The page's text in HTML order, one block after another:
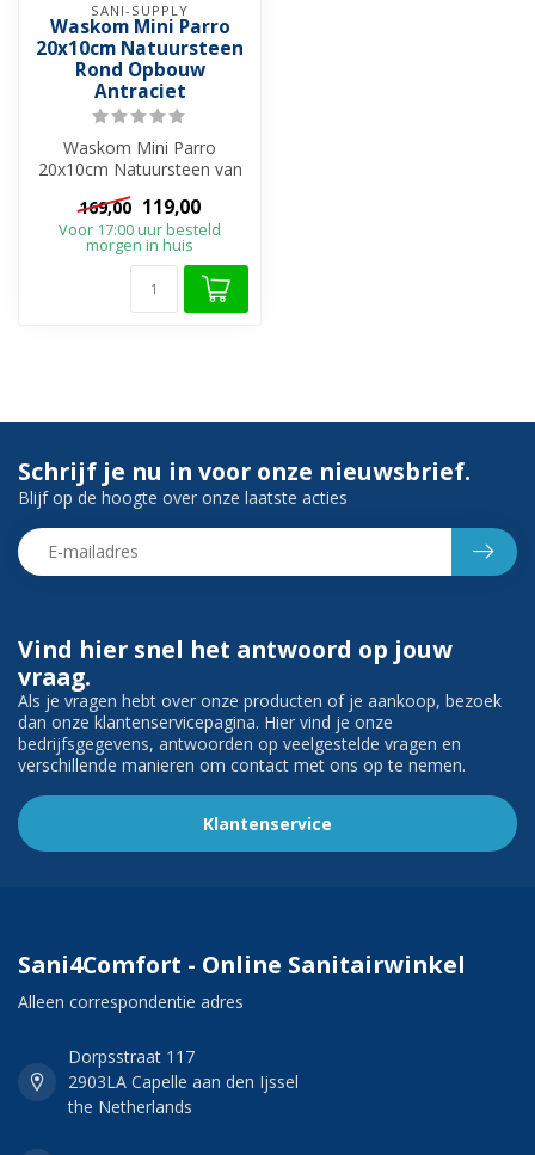
SANI-SUPPLY
Waskom Mini Parro
20x10cm Natuursteen
Rond Opbouw
Antraciet
Waskom Mini Parro
20x10cm Natuursteen van
het merk SaniPro heeft een
antraciete ...
169,00 119,00
Voor 17:00 uur besteld
morgen in huis
Vind hier snel het antwoord op jouw
vraag.
Als je vragen hebt over onze producten of je aankoop, bezoek
dan onze klantenservicepagina. Hier vind je onze
bedrijfsgegevens, antwoorden op veelgestelde vragen en
verschillende manieren om contact met ons op te nemen.
Klantenservice
Schrijf je nu in voor onze nieuwsbrief.
Blijf op de hoogte over onze laatste acties
Sani4Comfort - Online Sanitairwinkel
Alleen correspondentie adres
Dorpsstraat 117
2903LA Capelle aan den Ijssel
the Netherlands